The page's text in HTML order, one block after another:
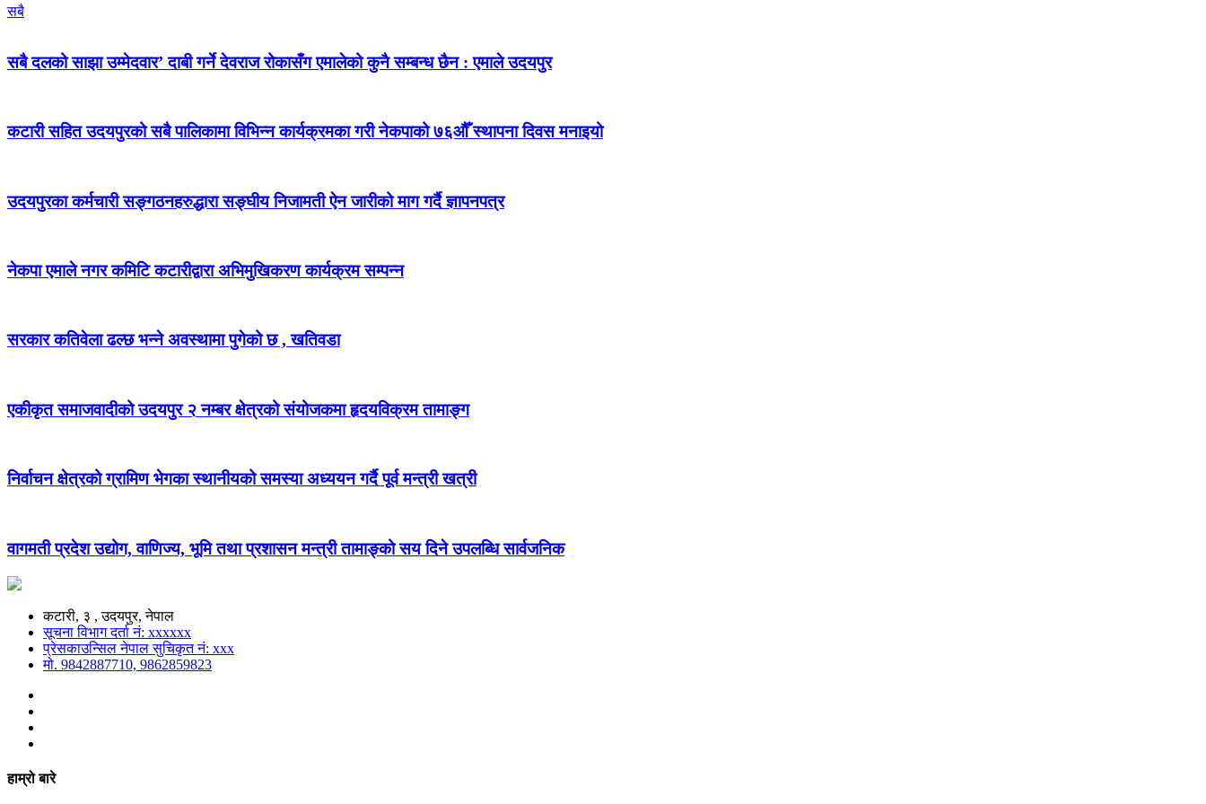
सबै
सबै दलको साझा उम्मेदवार’ दाबी गर्ने देवराज रोकासँग एमालेको कुनै सम्बन्ध छैन : एमाले उदयपुर
कटारी सहित उदयपुरको सबै पालिकामा विभिन्न कार्यक्रमका गरी नेकपाको ७६औँ स्थापना दिवस मनाइयो
उदयपुरका कर्मचारी सङ्गठनहरुद्धारा सङ्घीय निजामती ऐन जारीको माग गर्दै ज्ञापनपत्र
नेकपा एमाले नगर कमिटि कटारीद्वारा अभिमुखिकरण कार्यक्रम सम्पन्न
सरकार कतिवेला ढल्छ भन्ने अवस्थामा पुगेको छ , खतिवडा
एकीकृत समाजवादीको उदयपुर २ नम्बर क्षेत्रको संयोजकमा हृदयविक्रम तामाङ्ग
निर्वाचन क्षेत्रको ग्रामिण भेगका स्थानीयको समस्या अध्ययन गर्दै पूर्व मन्त्री खत्री
वागमती प्रदेश उद्योग, वाणिज्य, भूमि तथा प्रशासन मन्त्री तामाङ्को सय दिने उपलब्धि सार्वजनिक
कटारी, ३ , उदयपुर, नेपाल
सूचना विभाग दर्ता नं: xxxxxx
प्रेसकाउन्सिल नेपाल सुचिकृत नं: xxx
मो. 9842887710, 9862859823
हाम्रो बारे